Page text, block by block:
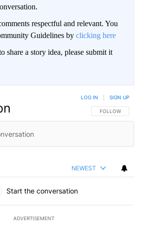
respectful and relevant. You
Guidelines by clicking here
share a story idea, please submit it
FOLLOW THIS
FOLLOW
LOG IN SIGN UP
NEWEST
Start the conversation
ADVERTISEMENT